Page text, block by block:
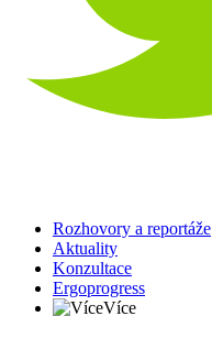
Rozhovory a reportáže
Aktuality
Konzultace
Ergoprogress
Více